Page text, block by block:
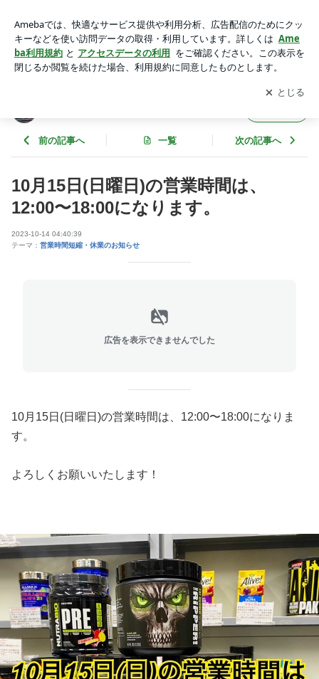
スポーツサプリのボディパワーブログ
アプリをダウンロードして ブログの更新通知
を受け取りまし
ょう。
開く
前の記事へ 一覧 次の記事へ
10月15日(日曜日)の営業時間は、
12:00〜18:00になります。
2023-10-14 04:40:39
テーマ： 営業時間短縮・休業のお知らせ
広告を表示できませんでした
10月15日(日曜日)の営業時間は、12:00〜18:00になりま
す。
よろしくお願いいたします！